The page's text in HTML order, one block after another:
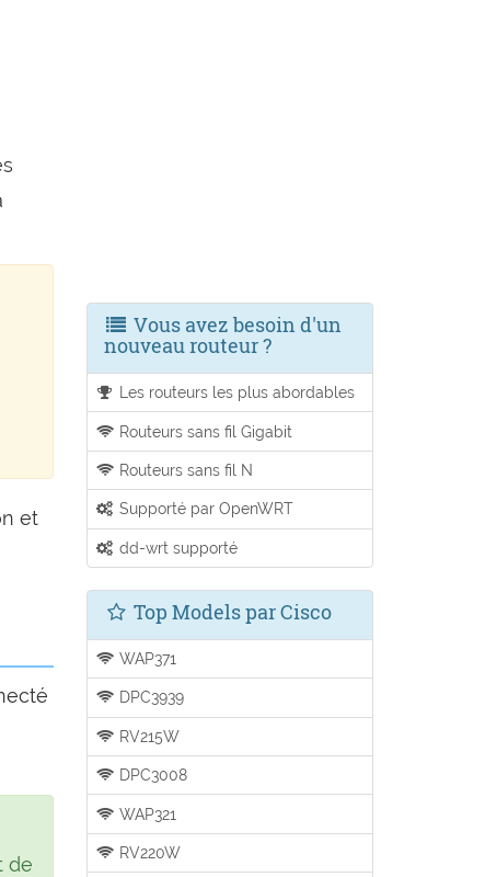
et
de
Vous avez besoin d'un
nouveau routeur ?
Les routeurs les plus abordables
Routeurs sans fil Gigabit
Routeurs sans fil N
Supporté par OpenWRT
dd-wrt supporté
Top Models par Cisco
WAP371
DPC3939
RV215W
DPC3008
WAP321
RV220W